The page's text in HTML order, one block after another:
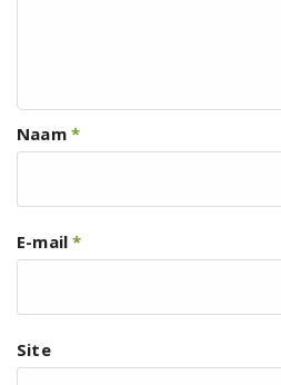
Naam *
E-mail*
Site